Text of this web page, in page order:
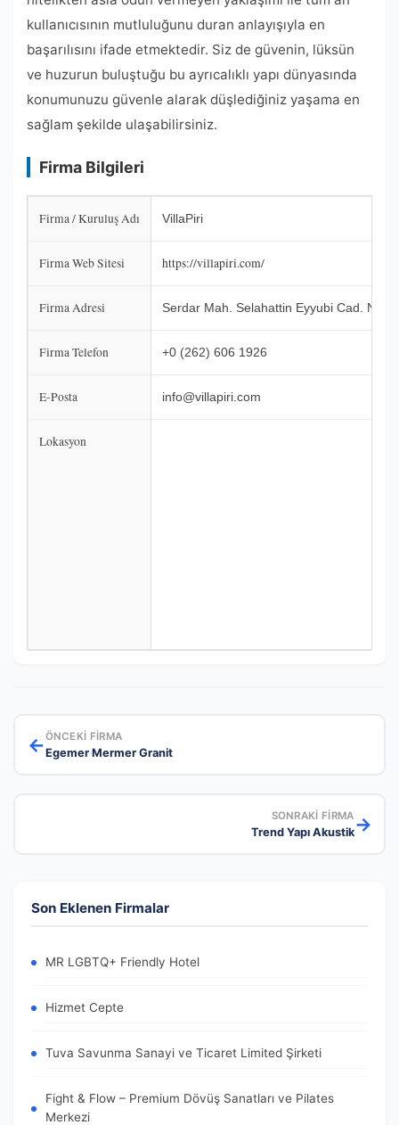
kullanıcısının mutluluğunu duran anlayışıyla en
başarılısını ifade etmektedir. Siz de güvenin, lüksün
ve huzurun buluştuğu bu ayrıcalıklı yapı dünyasında
konumunuzu güvenle alarak düşlediğiniz yaşama en
sağlam şekilde ulaşabilirsiniz.
Firma Bilgileri
Firma / Kuruluş Adı VillaPiri
Firma Web Sitesi https://villapiri.com/
Firma Adresi Serdar Mah. Selahattin Eyyubi Cad. No:
Firma Telefon +0 (262) 606 1926
E-Posta info@villapiri.com
Lokasyon
←ÖNCEKI FIRMA
Egemer Mermer Granit
SONRAKI FIRMA
Trend Yapı Akustik→
Son Eklenen Firmalar
MR LGBTQ+ Friendly Hotel
Hizmet Cepte
Tuva Savunma Sanayi ve Ticaret Limited Şirketi
Fight & Flow – Premium Dövüş Sanatları ve Pilates
Merkezi